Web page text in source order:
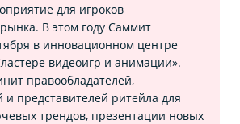
для игроков
В этом году Саммит
в инновационном центре
видеоигр и анимации».
правообладателей,
и представителей ритейла для
трендов, презентации новых